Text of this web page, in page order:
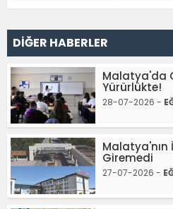
DİĞER HABERLER
Malatya'da
Yürürlükte!
28-07-2026 -
Malatya'nın
Giremedi
27-07-2026 -